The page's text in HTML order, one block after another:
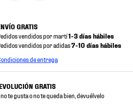
GRATIS
vendidos por martí1-3 días hábiles
vendidos por adidas7-10 días hábiles
de entrega
GRATIS
te gusta o no te queda bien, devuélvelo